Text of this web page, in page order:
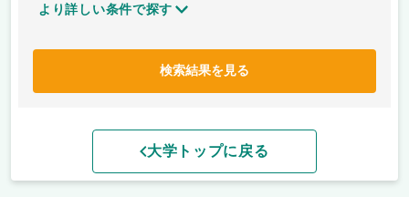
より詳しい条件で探す
検索結果を見る
大学トップに戻る